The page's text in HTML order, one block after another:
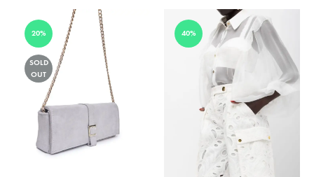
20%
SOLD
OUT
40%